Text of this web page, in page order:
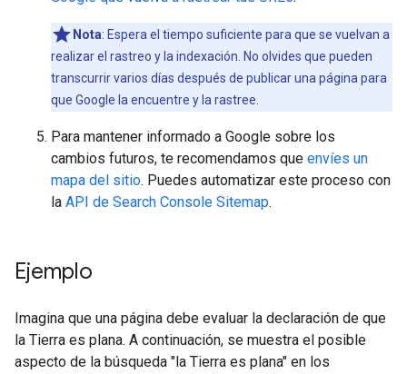
Nota: Espera el tiempo suficiente para que se vuelvan a
realizar el rastreo y la indexación. No olvides que pueden
transcurrir varios días después de publicar una página para
que Google la encuentre y la rastree.
Para mantener informado a Google sobre los
cambios futuros, te recomendamos que envíes un
mapa del sitio. Puedes automatizar este proceso con
la API de Search Console Sitemap.
Ejemplo
Imagina que una página debe evaluar la declaración de que
la Tierra es plana. A continuación, se muestra el posible
aspecto de la búsqueda "la Tierra es plana" en los